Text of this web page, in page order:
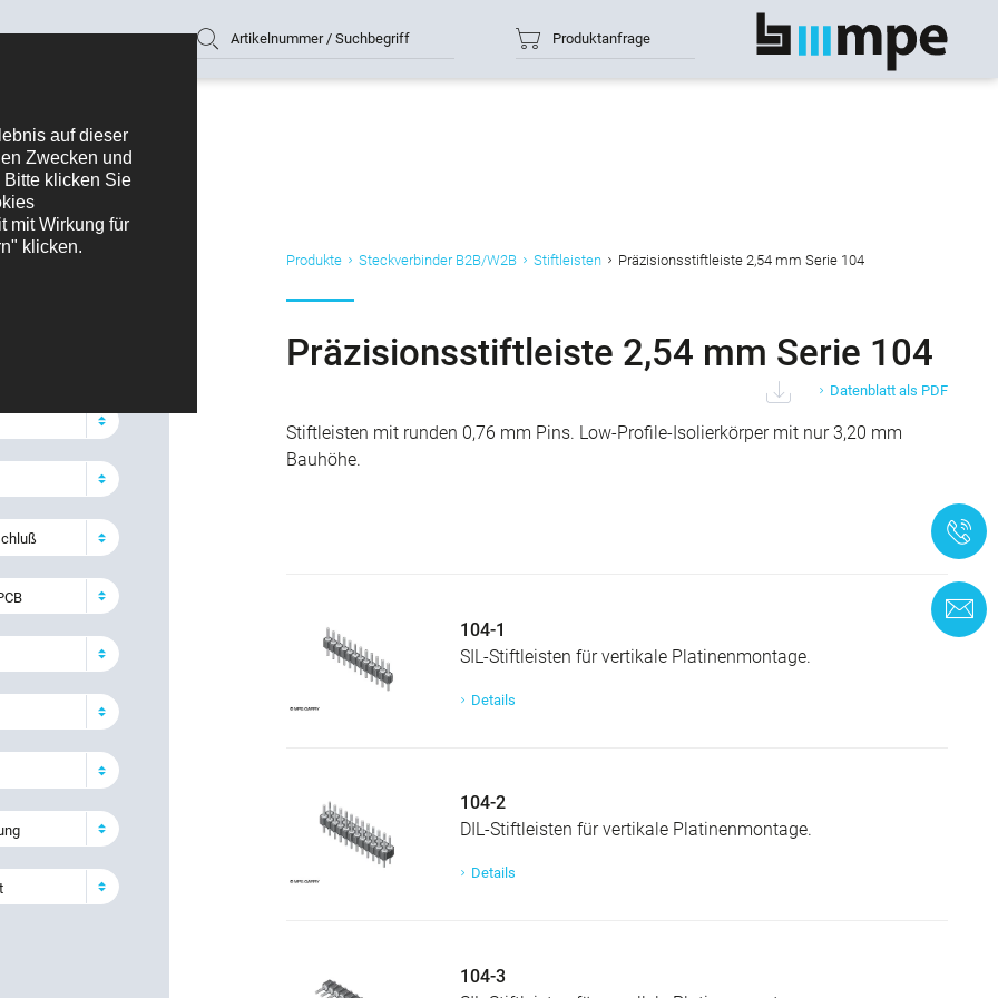
Artikelnummer / Suchbegriff Produktanfrage Alle anzeigen
2,54 mm Serie
Produkte Steckverbinder B2B/W2B Stiftleisten Präzisionsstiftleiste 2,54 mm Serie 104
Präzisionsstiftleiste 2,54 mm Serie 104
Datenblatt als PDF
Stiftleisten mit runden 0,76 mm Pins. Low-Profile-Isolierkörper mit nur 3,20 mm
Bauhöhe.
104-1
SIL-Stiftleisten für vertikale Platinenmontage.
Details
104-2
DIL-Stiftleisten für vertikale Platinenmontage.
Details
104-3